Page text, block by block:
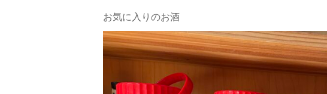
お気に入りのお酒